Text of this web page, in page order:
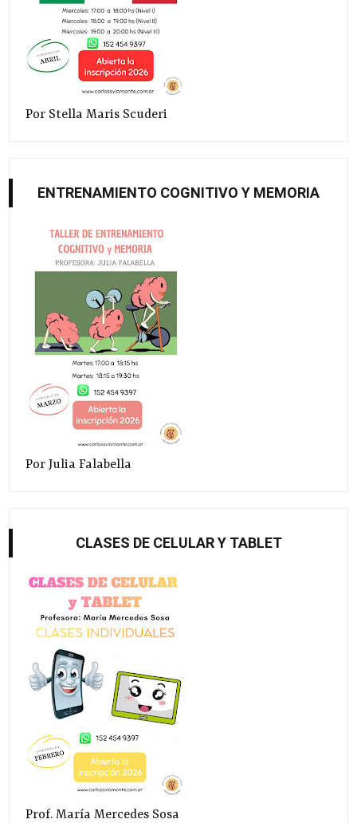
Por Stella Maris Scuderi
ENTRENAMIENTO COGNITIVO Y MEMORIA
Por Julia Falabella
CLASES DE CELULAR Y TABLET
Prof. María Mercedes Sosa